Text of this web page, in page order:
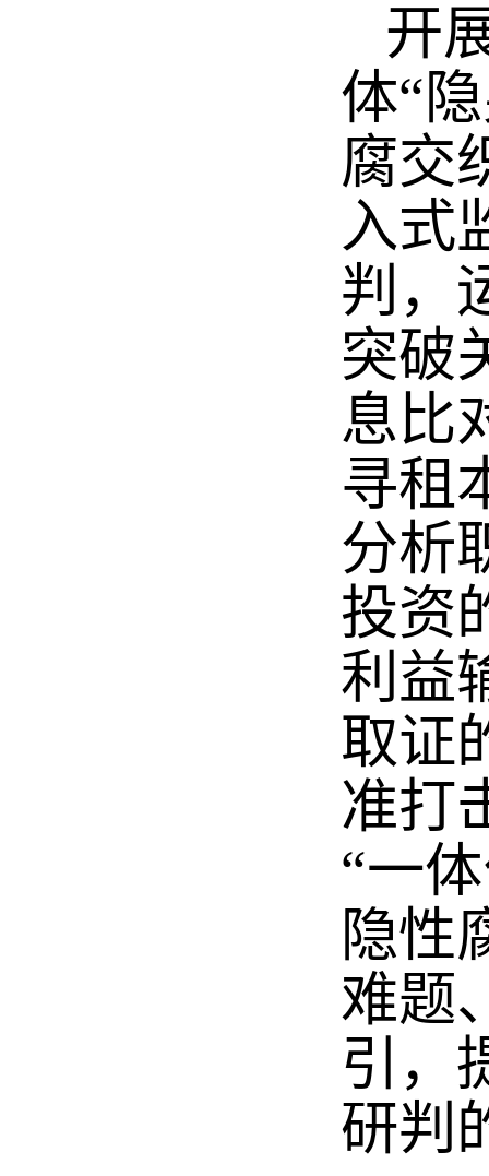
开
体“
腐交
入式
判，
突破
息比
寻租
分析
投资
利益
取证
准打
“一
隐性
难题
引，
研判